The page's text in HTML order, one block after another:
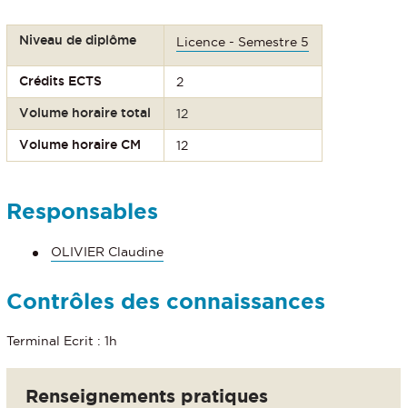
Niveau de diplôme Licence - Semestre 5
Crédits ECTS 2
Volume horaire total 12
Volume horaire CM 12
Responsables
OLIVIER Claudine
Contrôles des connaissances
Terminal Ecrit : 1h
Renseignements pratiques